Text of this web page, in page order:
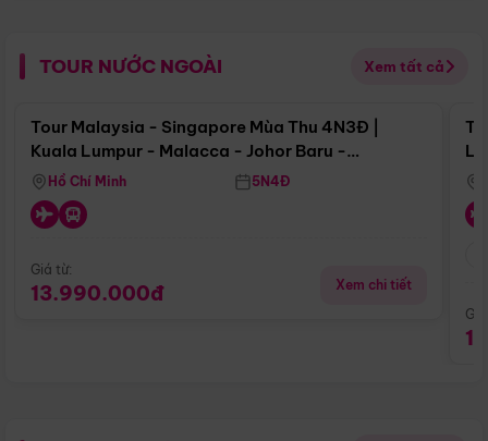
TOUR NƯỚC NGOÀI Xem tất cả
Điểm nổi bật
Tour Malaysia - Singapore Mùa Thu 4N3Đ |
Kuala Lumpur - Malacca - Johor Baru -
Singapore
Hồ Chí Minh 5N4Đ
Giá từ:
13.990.000đ Xem chi tiết